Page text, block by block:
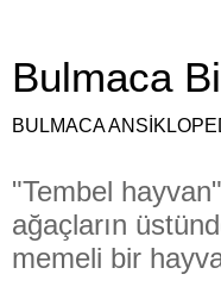
Bulmaca
BULMACA
"Tembel
ağaçların
memeli bir